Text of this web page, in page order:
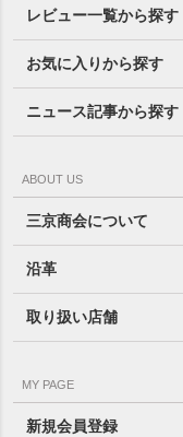
レビュー一覧から探す
お気に入りから探す
ニュース記事から探す
ABOUT US
三京商会について
沿革
取り扱い店舗
MY PAGE
新規会員登録